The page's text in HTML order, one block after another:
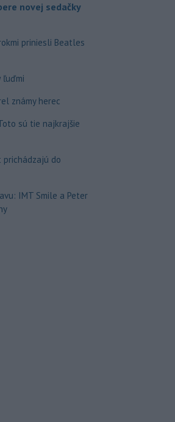
novej sedačky
priniesli Beatles
ľuďmi
známy herec
sú tie najkrajšie
prichádzajú do
IMT Smile a Peter